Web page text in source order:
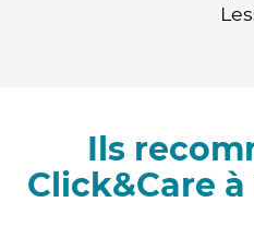
Ils
Click&Care